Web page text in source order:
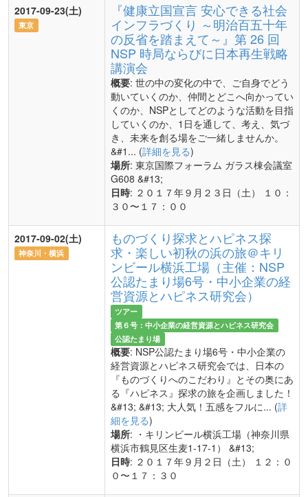
2017-09-23(土)
東京
『健康立国宣言 安心できる社会
インフラづくり ～明治百五十年
の反省を踏まえて～』第 26 回
NSP 時局ならびに日本再生戦略
講演会
概要: 世の中の変化の中で、ご自身でどう
動いていくのか、仲間とどこへ向かってい
くのか、NSPとしてどのような活動を目指
していくのか、1日を通して、考え、気づ
き、未来を創る場をご一緒しませんか。
&#1... (詳細を見る)
場所: 東京国際フォーラム ガラス棟会議室
G608 &#13;
日時: ２０１７年９月２３日（土） １０：
３０〜１７：００
2017-09-02(土)
神奈川・横浜
ものづくり探求とハピネス探
求・楽しい初秋の浜の旅＠キリ
ンビール横浜工場（主催：NSP
公認たまり場6号・中小企業の経
営資源とハピネス研究会）
ツアー
第６号：中小企業の経営資源とハピネス研究会
公認たまり場
概要: NSP公認たまり場6号・中小企業の
経営資源とハピネス研究会では、日本の
『ものづくりへのこだわり』とその奥にあ
る『ハピネス』探求の旅を企画しました！
&#13; &#13; 大人気！五感をフルに... (詳
細を見る)
場所: ・キリンビール横浜工場（神奈川県
横浜市鶴見区生麦1-17-1） &#13;
日時: ２０１７年９月２日（土） １２：０
０〜１７：３０